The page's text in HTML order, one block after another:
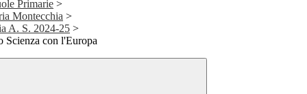
Primarie >
Montecchia >
A. S. 2024-25 >
con l'Europa